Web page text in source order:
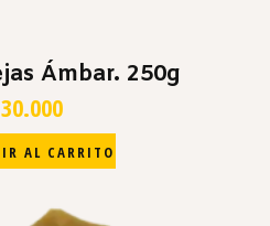
Ámbar. 250g
30.000
AL CARRITO